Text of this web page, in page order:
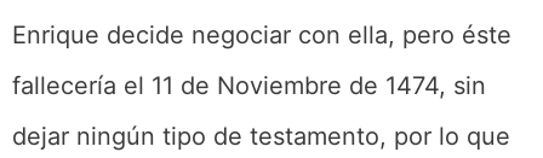
Enrique decide negociar con ella, pero éste
fallecería el 11 de Noviembre de 1474, sin
dejar ningún tipo de testamento, por lo que